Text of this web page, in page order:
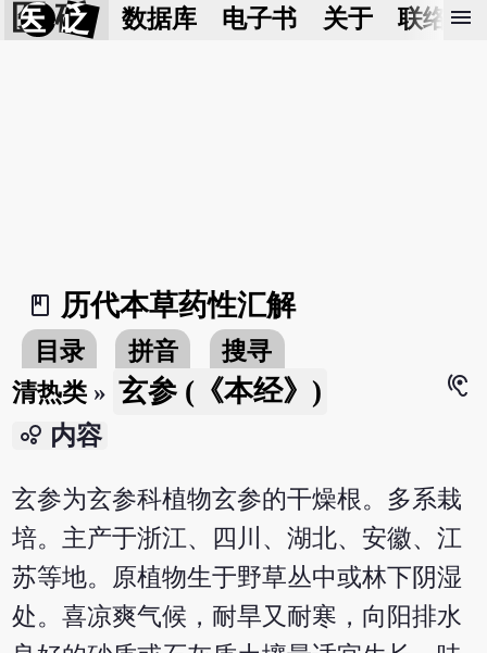
医 砭 数据库 电子书 关于 联络我
menu
book_2
历代本草药性汇解
目录 拼音
搜寻
清热类 » 玄参 (《本经》)
hearing
bubble_chart 内容
玄参为玄参科植物玄参的干燥根。多系栽
培。主产于浙江、四川、湖北、安徽、江
苏等地。原植物生于野草丛中或林下阴湿
处。喜凉爽气候，耐旱又耐寒，向阳排水